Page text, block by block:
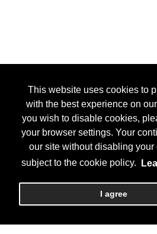
This website uses cookies to
with the best experience on
you wish to disable cookies,
your browser settings. Your
our site without disabling your
subject to the cookie policy.
I agree